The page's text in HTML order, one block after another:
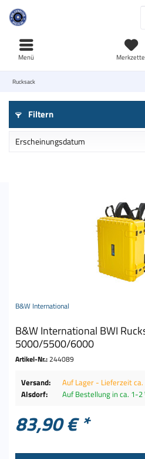
Menü
Rucksack
Filtern
B&W International
B&W International BWI
5000/5500/6000
Artikel-Nr.:244089
Versand:
Auf Lager - Lieferzeit
Alsdorf:
Auf Bestellung in ca. 1-
83,90 € *